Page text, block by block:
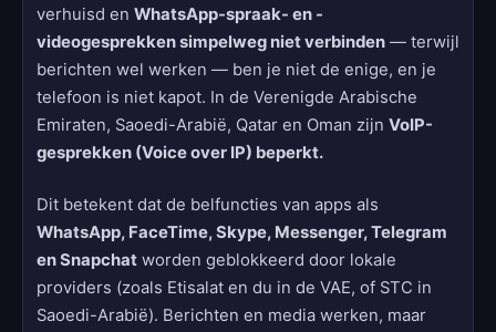
verhuisd en WhatsApp-spraak- en -
videogesprekken simpelweg niet verbinden — terwijl
berichten wel werken — ben je niet de enige, en je
telefoon is niet kapot. In de Verenigde Arabische
Emiraten, Saoedi-Arabië, Qatar en Oman zijn VoIP-
gesprekken (Voice over IP) beperkt.
Dit betekent dat de belfuncties van apps als
WhatsApp, FaceTime, Skype, Messenger, Telegram
en Snapchat worden geblokkeerd door lokale
providers (zoals Etisalat en du in de VAE, of STC in
Saoedi-Arabië). Berichten en media werken, maar